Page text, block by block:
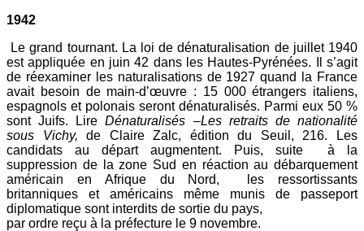
1942
Le grand tournant. La loi de dénaturalisation de juillet 1940
est appliquée en juin 42 dans les Hautes-Pyrénées. Il s’agit
de réexaminer les naturalisations de 1927 quand la France
avait besoin de main-d’œuvre : 15 000 étrangers italiens,
espagnols et polonais seront dénaturalisés. Parmi eux 50 %
sont Juifs. LireDénaturalisés –Les retraits de nationalité
sous Vichy, de Claire Zalc, édition du Seuil, 216. Les
candidats au départ augmentent. Puis, suite à la
suppression de la zone Sud en réaction au débarquement
américain en Afrique du Nord, les ressortissants
britanniques et américains même munis de passeport
diplomatique sont interdits de sortie du pays,
par ordre reçu à la préfecture le 9 novembre.